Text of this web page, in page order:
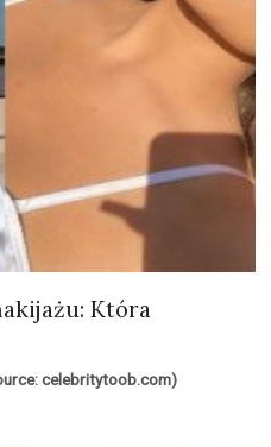
Która
celebritytoob.com)